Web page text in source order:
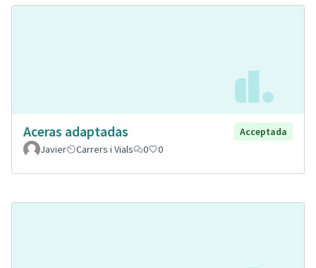
Aceras adaptadas
Acceptada
Javier
Carrers i Vials 0 0